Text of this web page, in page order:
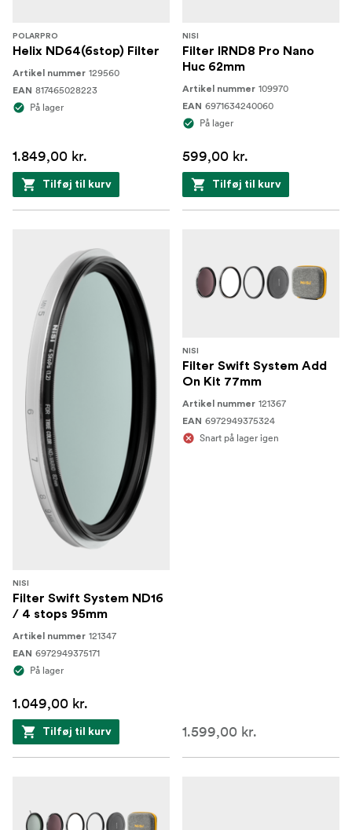
POLARPRO
Helix ND64(6stop) Filter
Artikel nummer 129560
EAN 817465028223
På lager
1.849,00 kr.
Tilføj til kurv
NISI
Filter IRND8 Pro Nano
Huc 62mm
Artikel nummer 109970
EAN 6971634240060
På lager
599,00 kr.
Tilføj til kurv
NISI
Filter Swift System ND16
/ 4 stops 95mm
Artikel nummer 121347
EAN 6972949375171
På lager
1.049,00 kr.
Tilføj til kurv
NISI
Filter Swift System Add
On Kit 77mm
Artikel nummer 121367
EAN 6972949375324
Snart på lager igen
1.599,00 kr.